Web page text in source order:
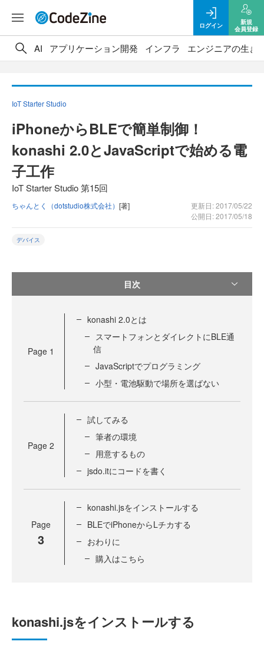
ログイン
新規
会員登録
AI アプリケーション開発 インフラ エンジニアの生き
IoT Starter Studio
iPhoneからBLEで簡単制御！
konashi 2.0とJavaScriptで始める電
子工作
IoT Starter Studio 第15回
ちゃんとく（dotstudio株式会社） [著]
更新日: 2017/05/22
公開日: 2017/05/18
デバイス
目次
Page 1
konashi 2.0とは
スマートフォンとダイレクトにBLE通
信
JavaScriptでプログラミング
小型・電池駆動で場所を選ばない
Page 2
試してみる
筆者の環境
用意するもの
jsdo.itにコードを書く
Page
3
konashi.jsをインストールする
BLEでiPhoneからLチカする
おわりに
購入はこちら
konashi.jsをインストールする